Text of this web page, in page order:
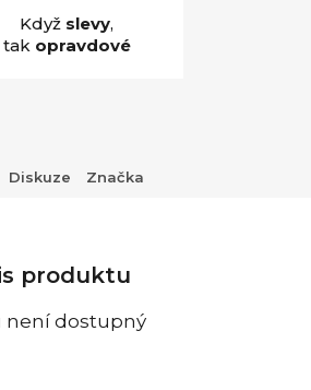
Když slevy,
tak opravdové
Diskuze Značka
produktu
není dostupný